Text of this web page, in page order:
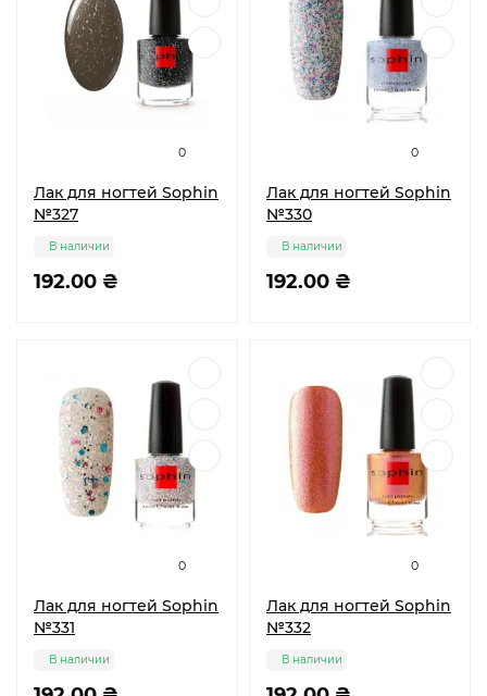
0
Лак для ногтей Sophin
№327
192.00 ₴
В наличии
0
Лак для ногтей Sophin
№330
192.00 ₴
В наличии
0
Лак для ногтей Sophin
№331
В наличии
0
Лак для ногтей Sophin
№332
В наличии